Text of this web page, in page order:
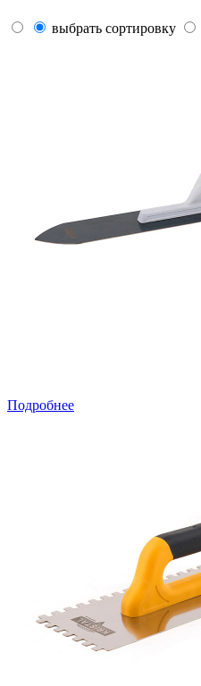
выбрать сортировку
Подробнее